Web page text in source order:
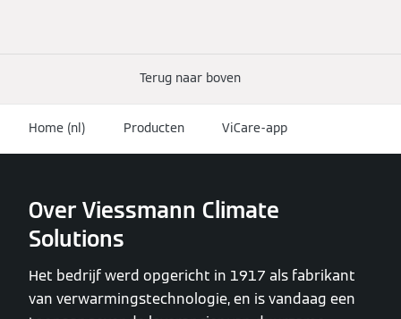
Terug naar boven
Home (nl) Producten ViCare-app
Over Viessmann Climate
Solutions
Het bedrijf werd opgericht in 1917 als fabrikant
van verwarmingstechnologie, en is vandaag een